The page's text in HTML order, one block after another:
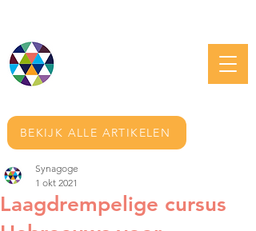
BEKIJK ALLE ARTIKELEN
Laagdrempelige cursus
Synagoge
1 okt 2021